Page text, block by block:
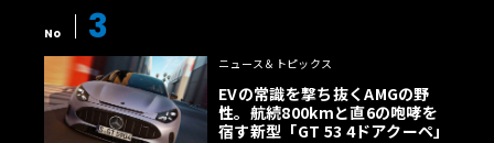
No 3
ニュース＆トピックス
EVの常識を撃ち抜くAMGの野
性。航続800kmと直6の咆哮を
宿す新型「GT 53 4ドアクーペ」